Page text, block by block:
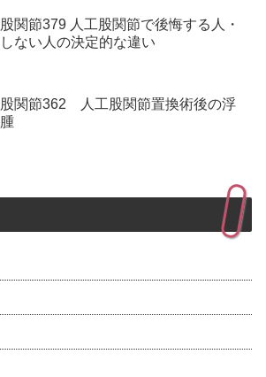
股関節379 人工股関節で後悔する人・
しない人の決定的な違い
股関節362 人工股関節置換術後の浮
腫